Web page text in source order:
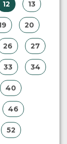
12 13
20
26 27
33 34
40
46
52